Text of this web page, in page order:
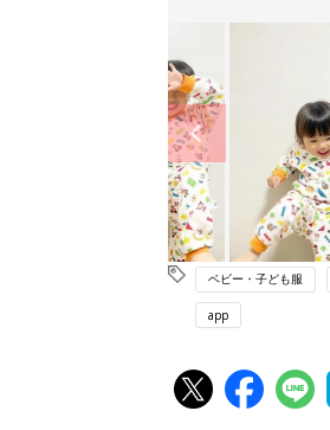
ベビー・子ども服
app